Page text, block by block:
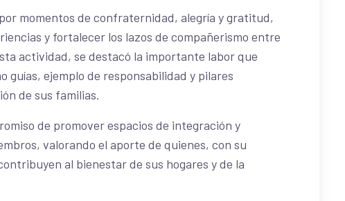
momentos de confraternidad, alegría y gratitud,
y fortalecer los lazos de compañerismo entre
actividad, se destacó la importante labor que
guías, ejemplo de responsabilidad y pilares
de sus familias.
de promover espacios de integración y
valorando el aporte de quienes, con su
al bienestar de sus hogares y de la